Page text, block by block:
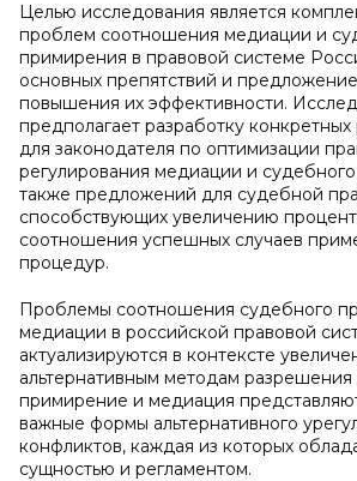
Целью исследования является
проблем соотношения медиации и
примирения в правовой системе
основных препятствий и
повышения их эффективности.
предполагает разработку
для законодателя по оптимизации
регулирования медиации и
также предложений для судебной
способствующих увеличению
соотношения успешных случаев
процедур.
Проблемы соотношения судебного
медиации в российской правовой
актуализируются в контексте
альтернативным методам
примирение и медиация
важные формы альтернативного
конфликтов, каждая из которых
сущностью и регламентом.